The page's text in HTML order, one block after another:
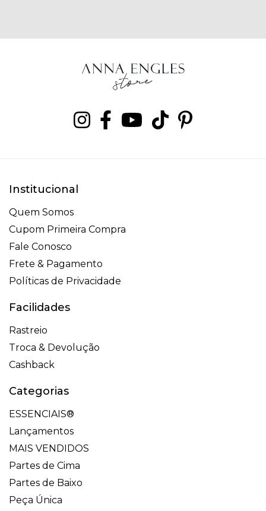
Institucional
Quem Somos
Cupom Primeira Compra
Fale Conosco
Frete & Pagamento
Políticas de Privacidade
Facilidades
Rastreio
Troca & Devolução
Cashback
Categorias
ESSENCIAIS®
Lançamentos
MAIS VENDIDOS
Partes de Cima
Partes de Baixo
Peça Única